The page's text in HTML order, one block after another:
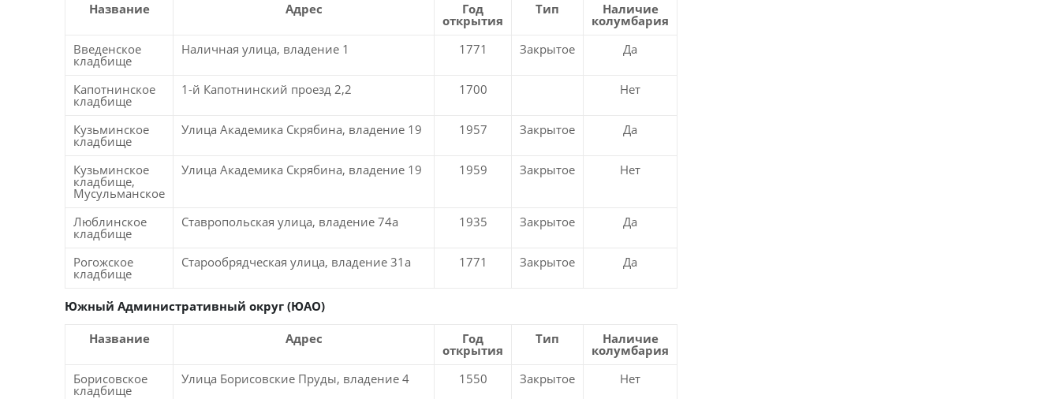
Название Адрес Год
открытия
Тип Наличие
колумбария
Введенское
кладбище
Наличная улица, владение 1 1771 Закрытое Да
Капотнинское
кладбище
1-й Капотнинский проезд 2,2 1700 Нет
Кузьминское
кладбище
Улица Академика Скрябина, владение 19 1957 Закрытое Да
Кузьминское
кладбище,
Мусульманское
Улица Академика Скрябина, владение 19 1959 Закрытое Нет
Люблинское
кладбище
Ставропольская улица, владение 74а 1935 Закрытое Да
Рогожское
кладбище
Старообрядческая улица, владение 31а 1771 Закрытое Да
Южный Административный округ (ЮАО)
Название Адрес Год
открытия
Тип Наличие
колумбария
Борисовское
кладбище
Улица Борисовские Пруды, владение 4 1550 Закрытое Нет